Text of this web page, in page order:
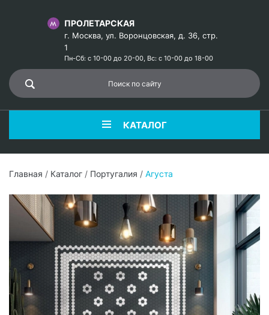
ПРОЛЕТАРСКАЯ
г. Москва, ул. Воронцовская, д. 36, стр.
1
Пн-Сб: с 10-00 до 20-00, Вс: с 10-00 до 18-00
КАТАЛОГ
Главная / Каталог / Португалия / Агуста